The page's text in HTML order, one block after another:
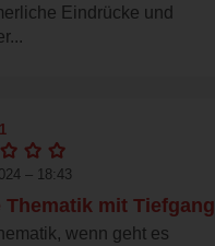
Eindrücke und
– 18:43
Thematik mit Tiefgang
wenn geht es